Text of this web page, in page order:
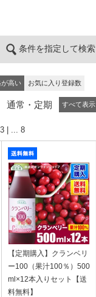
条件を指定して検索
が高い お気に入り登録数
通常・定期 すべて表示
3 | ... 8
【定期購入】クランベリ
ー100（果汁100％）500
ml×12本入りセット【送
料無料】